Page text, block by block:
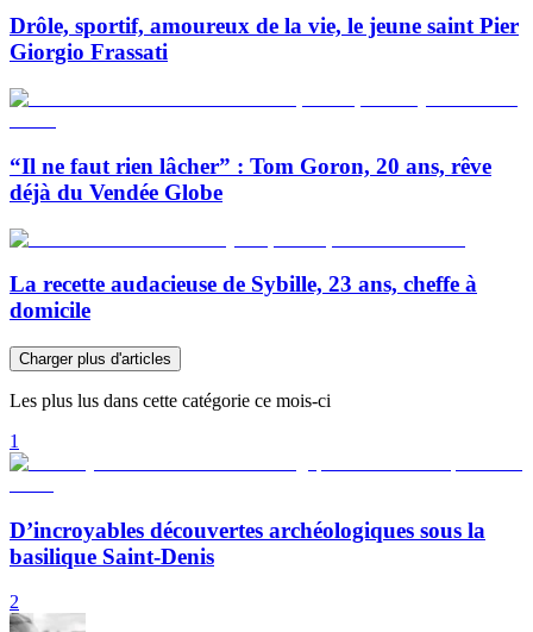
Drôle, sportif, amoureux de la vie, le jeune saint Pier
Giorgio Frassati
“Il ne faut rien lâcher” : Tom Goron, 20 ans, rêve
déjà du Vendée Globe
La recette audacieuse de Sybille, 23 ans, cheffe à
domicile
Charger plus d'articles
Les plus lus dans cette catégorie ce mois-ci
1
D’incroyables découvertes archéologiques sous la
basilique Saint-Denis
2